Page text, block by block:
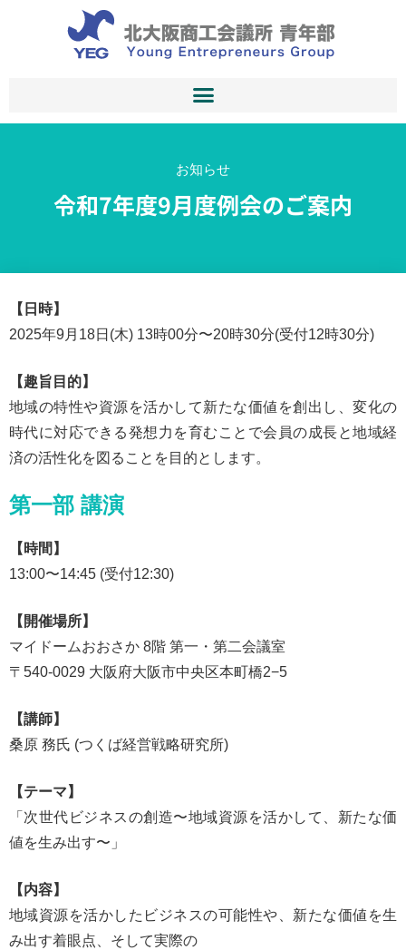
お知らせ
令和7年度9月度例会のご案内
【日時】
2025年9月18日(木) 13時00分〜20時30分(受付12時30分)
【趣旨目的】
地域の特性や資源を活かして新たな価値を創出し、変化の
時代に対応できる発想力を育むことで会員の成長と地域経
済の活性化を図ることを目的とします。
第一部 講演
【時間】
13:00〜14:45 (受付12:30)
【開催場所】
マイドームおおさか 8階 第一・第二会議室
〒540-0029 大阪府大阪市中央区本町橋2−5
【講師】
桑原 務氏 (つくば経営戦略研究所)
【テーマ】
「次世代ビジネスの創造〜地域資源を活かして、新たな価
値を生み出す〜」
【内容】
地域資源を活かしたビジネスの可能性や、新たな価値を生
み出す着眼点、そして実際の